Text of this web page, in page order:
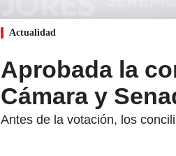
Actualidad
Aprobada la
Cámara y
Antes de la votación, los